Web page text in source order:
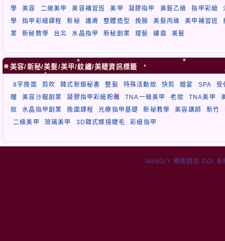
學
美容 二級美甲 美容補習班 美甲 凝膠指甲 美髮乙級 指甲彩繪
學
指甲彩繪課程 新秘 護膚 整體造型 挽臉 美髮丙級 美甲補習班
業
新秘教學 台北 水晶指甲 新秘創業 理髮 繡眉 美髮
美容/新秘/美髮/美甲/紋繡/美睫資訊標籤
8字挽面 剪吹 韓式新娘秘書 整髮 特殊活動妝 快剪 婚宴 SPA
受
瞳
美容沙龍創業 凝膠指甲彩繪粉雕 TNA一級美甲 老妝 TNA美甲
妝
水晶指甲創業 挽面課程 光療指甲基礎 新祕教學 美容講師 新竹
二級美甲
琉璃美甲 3D韓式嫁接睫毛 彩繪指甲
WebDiY 網路開店 GO! 系